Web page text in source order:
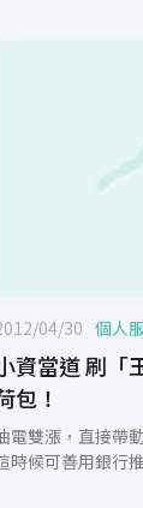
04/30 個人
道 刷「玉山卡」輕鬆抗漲省
包！
電雙漲，直接帶
時候可善用銀行